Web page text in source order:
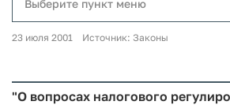
Выберите пункт меню
23 июля 2001 Источник: Законы
"О вопросах налогового